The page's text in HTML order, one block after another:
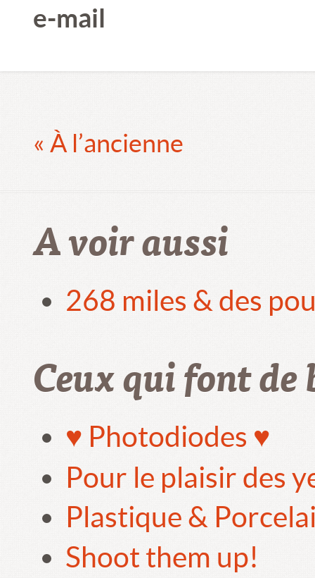
e-mail
« À l’ancienne
A voir aussi
268 miles & des
Ceux qui font de
♥ Photodiodes ♥
Pour le plaisir des
Plastique &
Shoot them up!